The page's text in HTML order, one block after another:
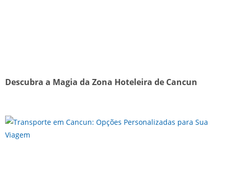
Descubra a Magia da Zona Hoteleira de Cancun